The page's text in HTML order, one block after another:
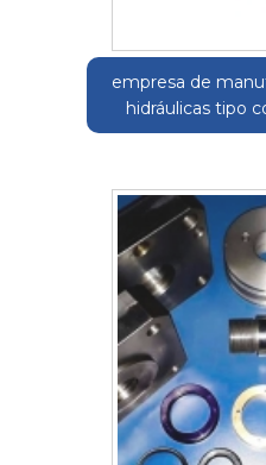
empresa de
hidráulicas tipo